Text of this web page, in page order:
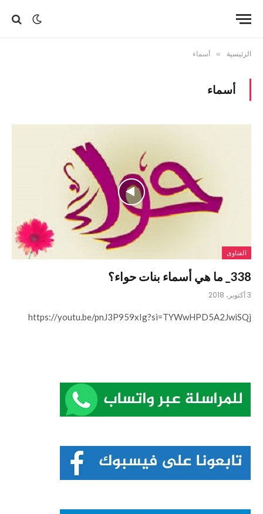
الرئيسية » أسماء
أسماء
الفتاوى
338_ ما هي أسماء بنات حواء؟
3 أكتوبر، 2018
https://youtu.be/pnJ3P959xIg?si=TYWwHPD5A2JwiSQj